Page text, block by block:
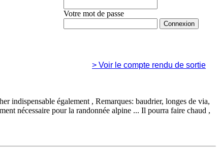
Votre mot de passe
> Voir le compte rendu de sortie
indispensable également , Remarques: baudrier, longes de via,
nécessaire pour la randonnée alpine ... Il pourra faire chaud ,